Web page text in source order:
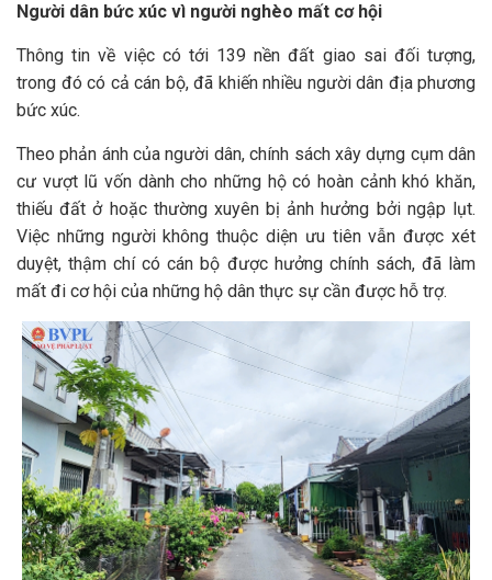
Người dân bức xúc vì người nghèo mất cơ hội
Thông tin về việc có tới 139 nền đất giao sai đối tượng,
trong đó có cả cán bộ, đã khiến nhiều người dân địa phương
bức xúc.
Theo phản ánh của người dân, chính sách xây dựng cụm dân
cư vượt lũ vốn dành cho những hộ có hoàn cảnh khó khăn,
thiếu đất ở hoặc thường xuyên bị ảnh hưởng bởi ngập lụt.
Việc những người không thuộc diện ưu tiên vẫn được xét
duyệt, thậm chí có cán bộ được hưởng chính sách, đã làm
mất đi cơ hội của những hộ dân thực sự cần được hỗ trợ.